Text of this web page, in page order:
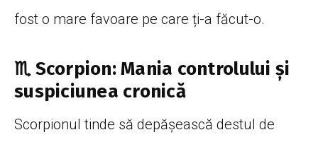
fost o mare favoare pe care ți-a făcut-o.
♏ Scorpion: Mania controlului și
suspiciunea cronică
Scorpionul tinde să depășească destul de